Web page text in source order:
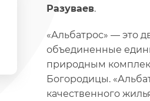
Разуваев.
«Альбатрос» — это
объединенные
природным
Богородицы.
качественного